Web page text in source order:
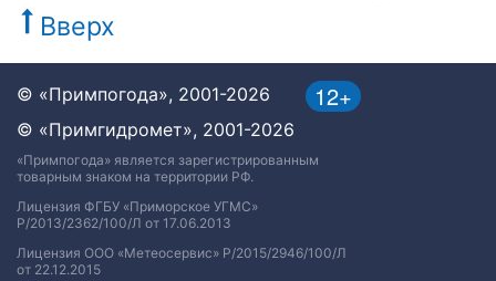
Вверх
12+
© «Примпогода», 2001-2026
© «Примгидромет», 2001-2026
«Примпогода» является зарегистрированным
товарным знаком на территории РФ.
Лицензия ФГБУ «Приморское УГМС»
Р/2013/2362/100/Л от 17.06.2013
Лицензия ООО «Метеосервис» Р/2015/2946/100/Л
от 22.12.2015